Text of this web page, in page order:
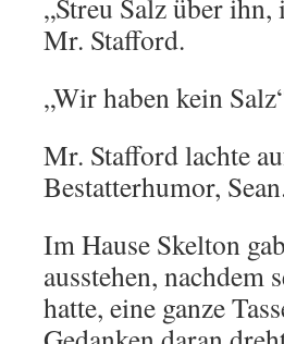
„Streu Salz über
Mr. Stafford.
„Wir haben kein
Mr. Stafford lachte
Bestatterhumor,
Im Hause Skelton
ausstehen, nachdem
hatte, eine ganze